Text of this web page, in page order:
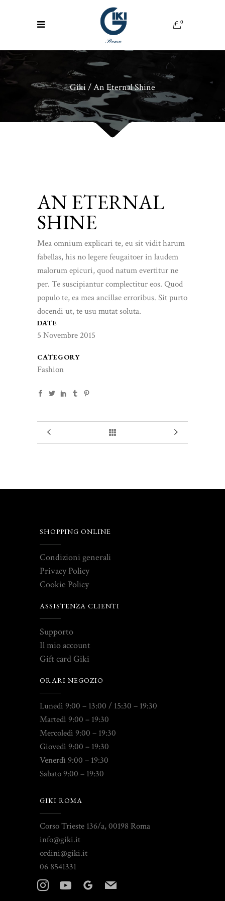
0
Giki/An Eternal Shine
AN ETERNAL
SHINE
Mea omnium explicari te, eu sit vidit harum
fabellas, his no legere feugaitoer in laudem
malorum epicuri, quod natum evertitur ne
per. Te suscipiantur complectitur eos. Quod
populo te, ea mea ancillae erroribus. Sit purto
docendi ut, te usu mutat soluta.
DATE
5 Novembre 2015
CATEGORY
Fashion
SHOPPING ONLINE
Condizioni generali
Privacy Policy
Cookie Policy
ASSISTENZA CLIENTI
Supporto
Il mio account
Gift card Giki
ORARI NEGOZIO
Lunedì 9:00 – 13:00 / 15:30 – 19:30
Martedì 9:00 – 19:30
Mercoledì 9:00 – 19:30
Giovedì 9:00 – 19:30
Venerdì 9:00 – 19:30
Sabato 9:00 – 19:30
GIKI ROMA
Corso Trieste 136/a, 00198 Roma
info@giki.it
ordini@giki.it
06 8541331
instagramyoutubegoogleplus
mail